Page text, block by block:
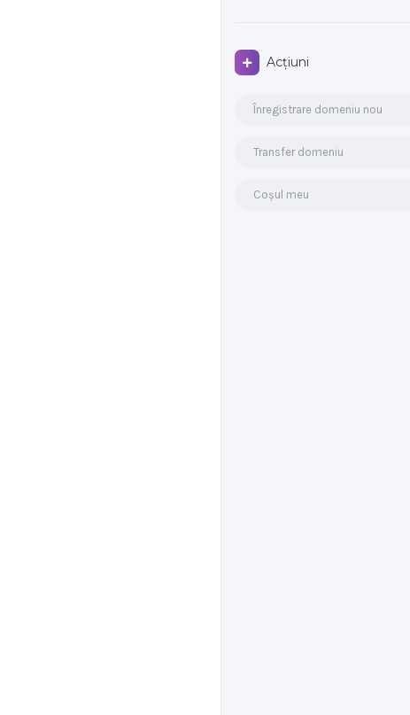
Acțiuni
Înregistrare domeniu nou
Transfer domeniu
Coșul meu